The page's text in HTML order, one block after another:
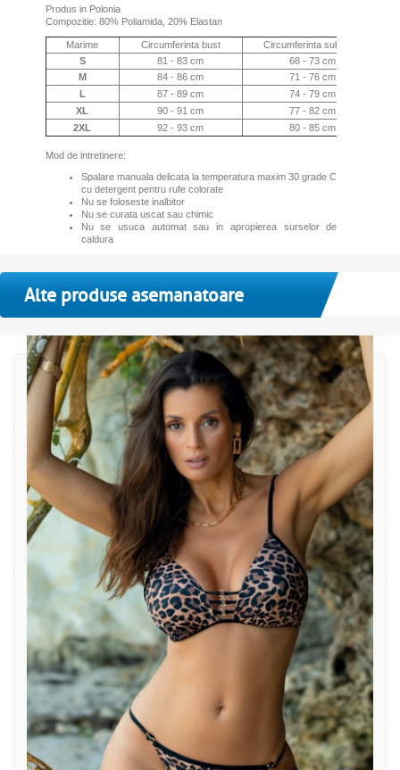
Produs in Polonia
Compozitie: 80% Poliamida, 20% Elastan
Marime Circumferinta bust
Circumferinta sub bust
S
81 - 83 cm
68 - 73 cm
M
84 - 86 cm
71 - 76 cm
L
87 - 89 cm
74 - 79 cm
XL
90 - 91 cm
77 - 82 cm
2XL
92 - 93 cm 80 - 85 cm
Mod de intretinere:
Spalare manuala delicata la temperatura maxim 30 grade C
cu detergent pentru rufe colorate
Nu se foloseste inalbitor
Nu se curata uscat sau chimic
Nu se usuca automat sau in apropierea surselor de
caldura
Alte produse asemanatoare